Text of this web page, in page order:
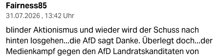
Fairness85
31.07.2026 , 13:42 Uhr
blinder Aktionismus und wieder wird der Schuss nach
hinten losgehen...die AfD sagt Danke. Überlegt doch...der
Medienkampf gegen den AfD Landratskanditaten von